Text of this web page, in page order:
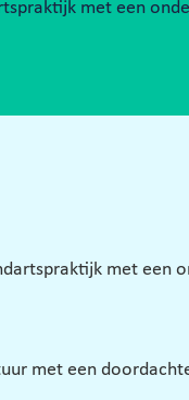
met een
met een
met een